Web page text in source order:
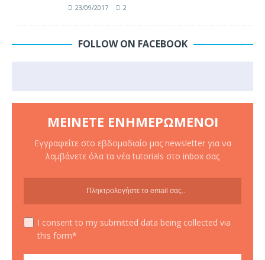
23/09/2017 2
FOLLOW ON FACEBOOK
ΜΕΊΝΕΤΕ ΕΝΗΜΕΡΩΜΈΝΟΙ
Εγγραφείτε στο εβδομαδιαίο μας newsletter για να
λαμβάνετε όλα τα νέα tutorials στο inbox σας
I consent to my submitted data being collected via
this form*